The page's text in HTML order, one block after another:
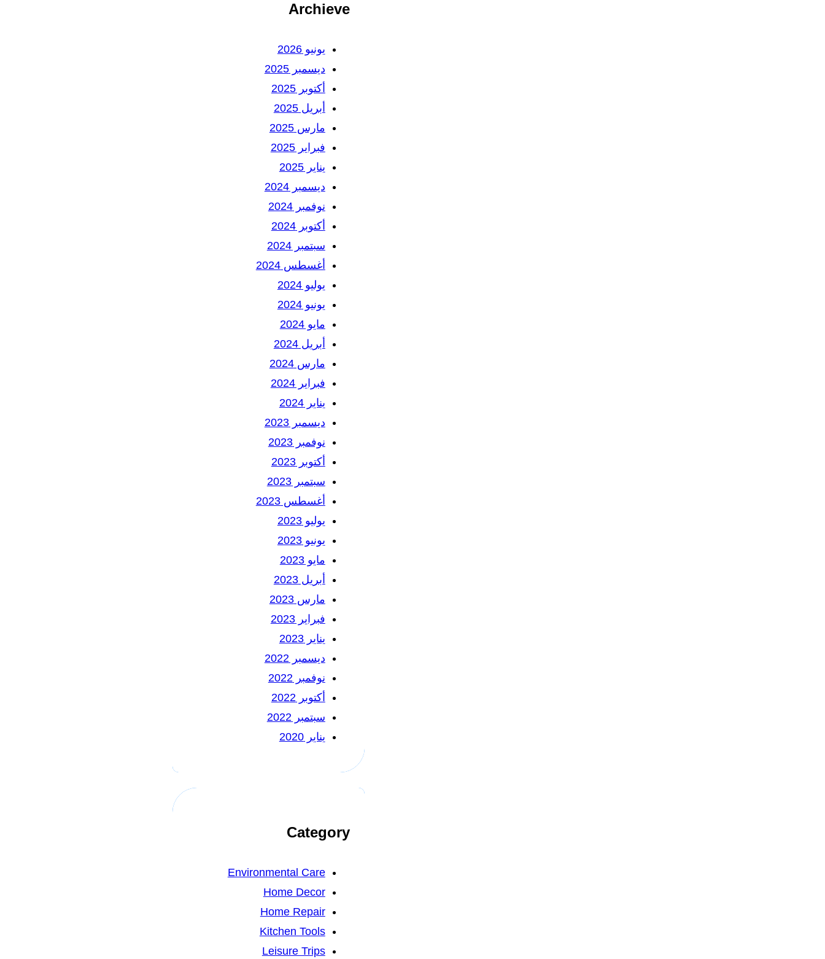
Archieve
يونيو 2026
ديسمبر 2025
أكتوبر 2025
أبريل 2025
مارس 2025
فبراير 2025
يناير 2025
ديسمبر 2024
نوفمبر 2024
أكتوبر 2024
سبتمبر 2024
أغسطس 2024
يوليو 2024
يونيو 2024
مايو 2024
أبريل 2024
مارس 2024
فبراير 2024
يناير 2024
ديسمبر 2023
نوفمبر 2023
أكتوبر 2023
سبتمبر 2023
أغسطس 2023
يوليو 2023
يونيو 2023
مايو 2023
أبريل 2023
مارس 2023
فبراير 2023
يناير 2023
ديسمبر 2022
نوفمبر 2022
أكتوبر 2022
سبتمبر 2022
يناير 2020
Category
Environmental Care
Home Decor
Home Repair
Kitchen Tools
Leisure Trips